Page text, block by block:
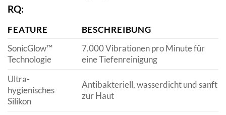
RQ:
FEATURE
BESCHREIBUNG
SonicGlow™
Technologie
7.000 Vibrationen pro Minute für
eine Tiefenreinigung
Ultra-
hygienisches
Silikon
Antibakteriell, wasserdicht und sanft
zur Haut